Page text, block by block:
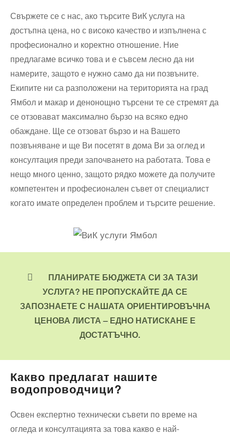
Свържете се с нас, ако търсите ВиК услуга на
достъпна цена, но с високо качество и изпълнена с
професионално и коректно отношение. Ние
предлагаме всичко това и е съвсем лесно да ни
намерите, защото е нужно само да ни позвъните.
Екипите ни са разположени на територията на град
Ямбол и макар и денонощно търсени те се стремят да
се отзовават максимално бързо на всяко едно
обаждане. Ще се отзоват бързо и на Вашето
позвъняване и ще Ви посетят в дома Ви за оглед и
консултация преди започването на работата. Това е
нещо много ценно, защото рядко можете да получите
компетентен и професионален съвет от специалист
когато имате определен проблем и търсите решение.
ПЛАНИРАТЕ БЮДЖЕТА СИ ЗА ТАЗИ
УСЛУГА? НЕ ПРОПУСКАЙТЕ ДА СЕ
ЗАПОЗНАЕТЕ С НАШАТА ОРИЕНТИРОВЪЧНА
ЦЕНОВА ЛИСТА – ЕДНО НАТИСКАНЕ Е
ДОСТАТЪЧНО.
Какво предлагат нашите
водопроводчици?
Освен експертно технически съвети по време на
огледа и консултацията за това какво е най-